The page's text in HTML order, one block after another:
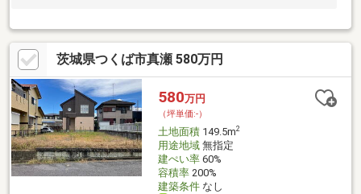
茨城県つくば市真瀬 580万円
580万円
（坪単価:-）
土地面積149.5m2
用途地域無指定
建ぺい率60%
容積率200%
建築条件なし